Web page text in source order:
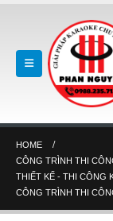
HOME
CÔNG TRÌNH THI
THIẾT KẾ - THI CÔNG
CÔNG TRÌNH THI